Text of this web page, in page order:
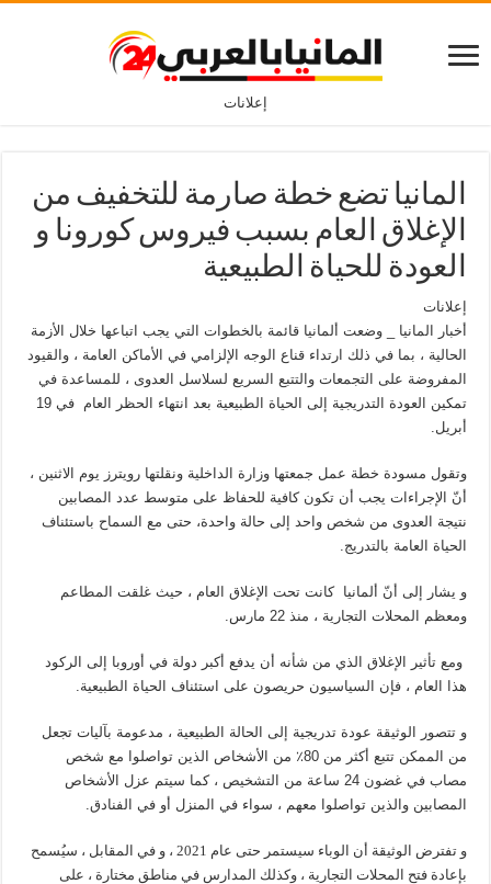
إعلانات
المانيا تضع خطة صارمة للتخفيف من
الإغلاق العام بسبب فيروس كورونا و
العودة للحياة الطبيعية
إعلانات
أخبار المانيا _ وضعت ألمانيا قائمة بالخطوات التي يجب اتباعها خلال الأزمة
الحالية ، بما في ذلك ارتداء قناع الوجه الإلزامي في الأماكن العامة ، والقيود
المفروضة على التجمعات والتتبع السريع لسلاسل العدوى ، للمساعدة في
تمكين العودة التدريجية إلى الحياة الطبيعية بعد انتهاء الحظر العام
في 19
أبريل.
وتقول مسودة خطة عمل جمعتها وزارة الداخلية ونقلتها رويترز يوم الاثنين ،
أنّ الإجراءات يجب أن تكون كافية للحفاظ على متوسط عدد المصابين
نتيجة العدوى من شخص واحد إلى حالة واحدة، حتى مع السماح باستئناف
الحياة العامة بالتدريج.
و يشار إلى أنّ ألمانيا
كانت تحت الإغلاق العام ، حيث غلقت المطاعم
ومعظم المحلات التجارية ، منذ 22 مارس.
ومع تأثير الإغلاق الذي من شأنه أن يدفع أكبر دولة في أوروبا إلى الركود
هذا العام ، فإن السياسيون حريصون على استئناف الحياة الطبيعية.
و تتصور الوثيقة عودة تدريجية إلى الحالة الطبيعية ، مدعومة بآليات تجعل
من الممكن تتبع أكثر من 80٪ من الأشخاص الذين تواصلوا مع شخص
مصاب في غضون 24 ساعة من التشخيص ، كما سيتم عزل الأشخاص
المصابين والذين تواصلوا معهم ، سواء في المنزل أو في الفنادق.
و تفترض الوثيقة أن الوباء سيستمر حتى عام 2021 ، و في المقابل ، سيُسمح
بإعادة فتح المحلات التجارية ، وكذلك المدارس في مناطق مختارة ، على